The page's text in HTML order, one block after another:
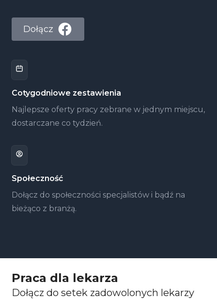
Dołącz
Cotygodniowe zestawienia
Najlepsze oferty pracy zebrane w jednym miejscu,
dostarczane co tydzień.
Społeczność
Dołącz do społeczności specjalistów i bądź na
bieżąco z branżą.
Praca dla lekarza
Dołącz do setek zadowolonych lekarzy